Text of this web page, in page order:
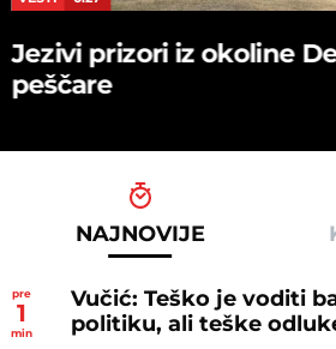
Jezivi prizori iz okoline
peščare
NAJNOVIJE
pre
1
min
Vučić: Teško je voditi
politiku, ali teške